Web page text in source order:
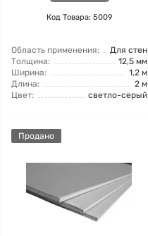
Код Товара: 5009
Область применения:
Для стен
Толщина:
12,5 мм
Ширина:
1,2 м
Длина:
2 м
Цвет:
светло-серый
Продано